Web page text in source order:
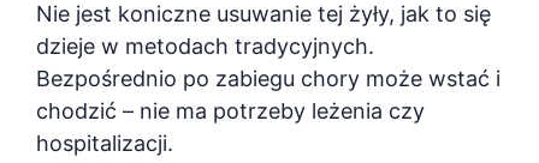
Nie jest koniczne usuwanie tej żyły, jak to się
dzieje w metodach tradycyjnych.
Bezpośrednio po zabiegu chory może wstać i
chodzić – nie ma potrzeby leżenia czy
hospitalizacji.